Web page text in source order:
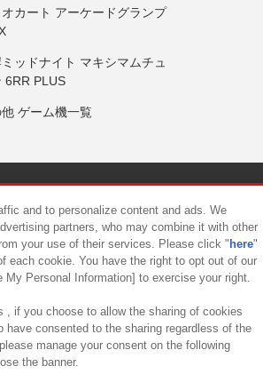
カート アーケードグランプ
ッドナイト マキシマムチュ
6RR PLUS
ゲーム機一覧
について カスタマーハラスメント対応方針
and to personalize content and ads. We
partners, who may combine it with other
your use of their services. Please click " here"
each cookie. You have the right to opt out of our
Personal Information] to exercise your right.
, if you choose to allow the sharing of cookies
have consented to the sharing regardless of the
manage your consent on the following
the banner.